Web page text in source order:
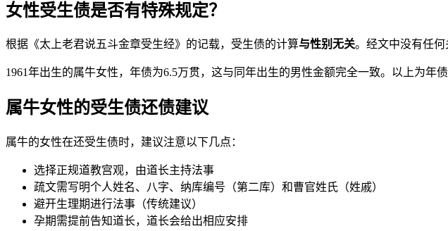
女性受生债是否有特殊规定？
根据《太上老君说五斗金章受生经》的记载，受生债的计算与性别无关。经文中没有任
1961年出生的属牛女性，年债为6.5万贯，这与同年出生的男性金额完全一致。以上为年
属牛女性的受生债还债建议
属牛的女性在还受生债时，建议注意以下几点：
选择正规道教宫观，由道长主持法事
疏文需写明个人姓名、八字、纳库编号（第二库）和曹官姓氏（姓戚）
避开生理期进行法事（传统建议）
孕期需提前告知道长，道长会给出相应安排